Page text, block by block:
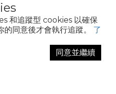
和追蹤型 cookies 以確保
同意後才會執行追蹤。 了
同意並繼續
們